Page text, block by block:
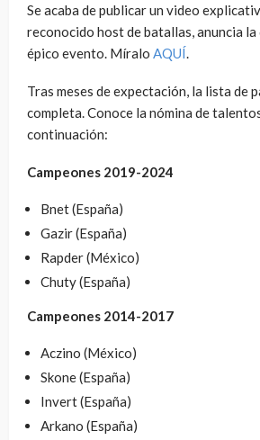
Se acaba de publicar un video
reconocido host de batallas, anuncia la
épico evento. Míralo AQUÍ.
Tras meses de expectación, la lista de
completa. Conoce la nómina de
continuación:
Campeones 2019-2024
Bnet (España)
Gazir (España)
Rapder (México)
Chuty (España)
Campeones 2014-2017
Aczino (México)
Skone (España)
Invert (España)
Arkano (España)